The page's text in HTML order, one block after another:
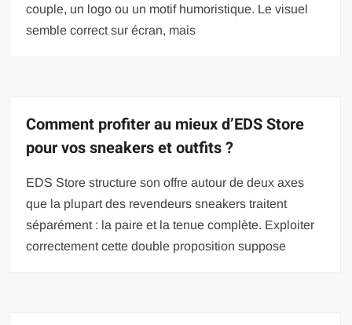
couple, un logo ou un motif humoristique. Le visuel
semble correct sur écran, mais
Comment profiter au mieux d’EDS Store
pour vos sneakers et outfits ?
EDS Store structure son offre autour de deux axes
que la plupart des revendeurs sneakers traitent
séparément : la paire et la tenue complète. Exploiter
correctement cette double proposition suppose